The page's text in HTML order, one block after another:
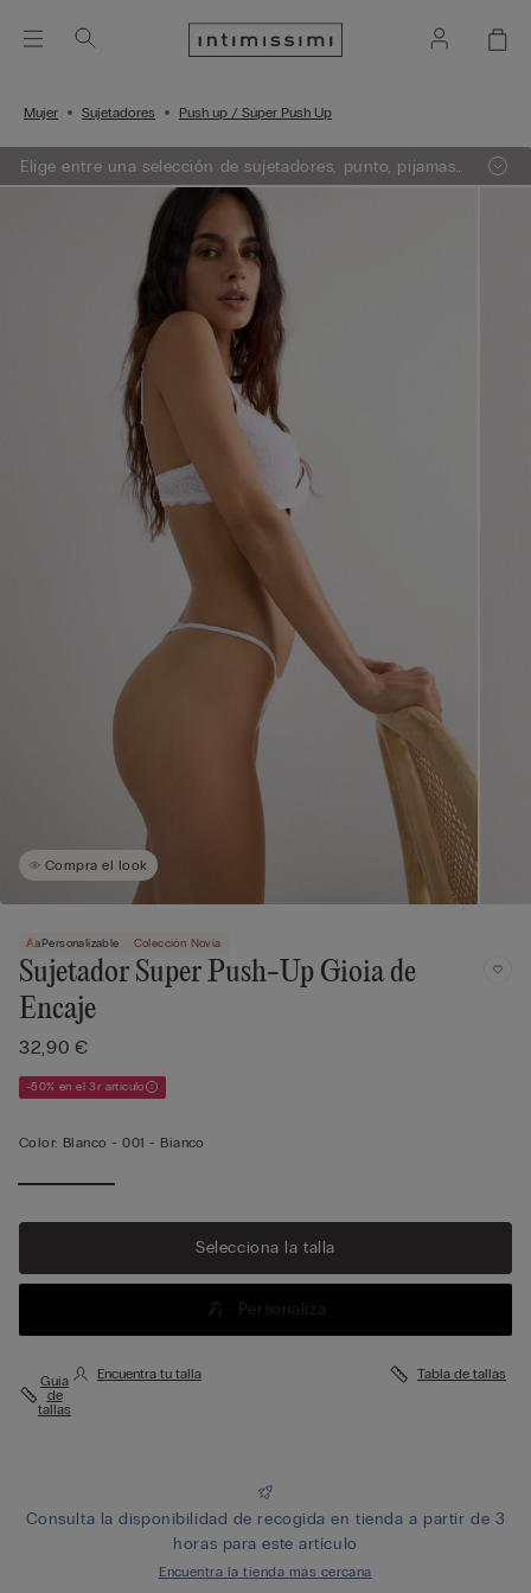
Mujer Sujetadores Push up / Súper Push Up
Elige entre una selección de sujetadores, punto, pijamas
y lencería. Añade 3 artículos a tu carrito y obtén un 50%
de descuento en el de menor importe.
Compra el look
Personalizable Colección Novia
Sujetador Super Push-Up Gioia de
Encaje
32,90 €
-50% en el 3r artículo
Color: Blanco -001 - Bianco
Selecciona la talla
Personaliza
Guía
de
tallas
Encuentra tu talla Tabla de tallas
Consulta la disponibilidad de recogida en tienda a partir de 3
horas para este artículo
Encuentra la tienda más cercana